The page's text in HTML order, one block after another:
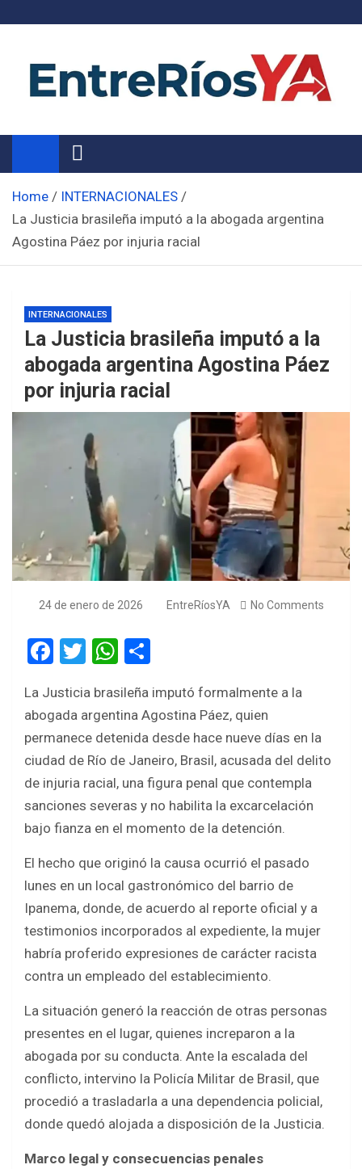
Noticias de Entre Ríos
Información de toda la provincia ahora
Home
INTERNACIONALES
La Justicia brasileña imputó a la abogada argentina
Agostina Páez por injuria racial
INTERNACIONALES
La Justicia brasileña imputó a la
abogada argentina Agostina Páez
por injuria racial
24 de enero de 2026 EntreRíosYA No Comments
F
ce
b
o
o
k
T
tt
er
W
at
s
A
p
p
ar
e
La Justicia brasileña imputó formalmente a la
abogada argentina Agostina Páez, quien
permanece detenida desde hace nueve días en la
ciudad de Río de Janeiro, Brasil, acusada del delito
de injuria racial, una figura penal que contempla
sanciones severas y no habilita la excarcelación
bajo fianza en el momento de la detención.
El hecho que originó la causa ocurrió el pasado
lunes en un local gastronómico del barrio de
Ipanema, donde, de acuerdo al reporte oficial y a
testimonios incorporados al expediente, la mujer
habría proferido expresiones de carácter racista
contra un empleado del establecimiento.
La situación generó la reacción de otras personas
presentes en el lugar, quienes increparon a la
abogada por su conducta. Ante la escalada del
conflicto, intervino la Policía Militar de Brasil, que
procedió a trasladarla a una dependencia policial,
donde quedó alojada a disposición de la Justicia.
Marco legal y consecuencias penales